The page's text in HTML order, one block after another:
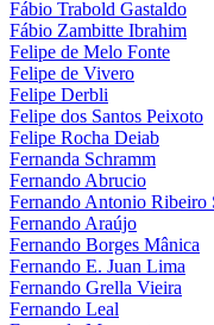
Fábio Trabold Gastaldo
Fábio Zambitte Ibrahim
Felipe de Melo Fonte
Felipe de Vivero
Felipe Derbli
Felipe dos Santos Peixoto
Felipe Rocha Deiab
Fernanda Schramm
Fernando Abrucio
Fernando Antonio Ribeiro
Fernando Araújo
Fernando Borges Mânica
Fernando E. Juan Lima
Fernando Grella Vieira
Fernando Leal